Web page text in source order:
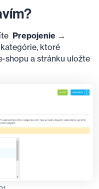
Prepojenie →
ktoré
shopu a stránku uložte